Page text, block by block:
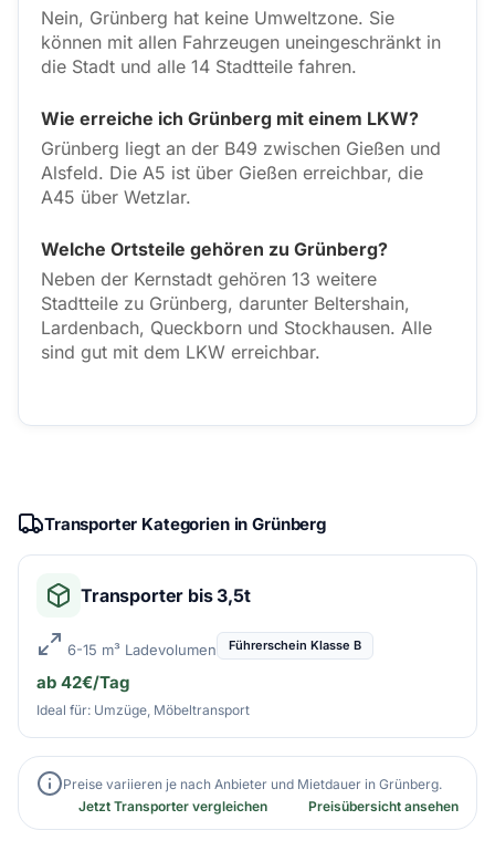
Nein, Grünberg hat keine Umweltzone. Sie
können mit allen Fahrzeugen uneingeschränkt in
die Stadt und alle 14 Stadtteile fahren.
Wie erreiche ich Grünberg mit einem LKW?
Grünberg liegt an der B49 zwischen Gießen und
Alsfeld. Die A5 ist über Gießen erreichbar, die
A45 über Wetzlar.
Welche Ortsteile gehören zu Grünberg?
Neben der Kernstadt gehören 13 weitere
Stadtteile zu Grünberg, darunter Beltershain,
Lardenbach, Queckborn und Stockhausen. Alle
sind gut mit dem LKW erreichbar.
Transporter Kategorien in Grünberg
Transporter bis 3,5t
6-15 m³ Ladevolumen Führerschein Klasse B
ab 42€/Tag
Ideal für: Umzüge, Möbeltransport
Preise variieren je nach Anbieter und Mietdauer in Grünberg.
Jetzt Transporter vergleichen
Preisübersicht ansehen